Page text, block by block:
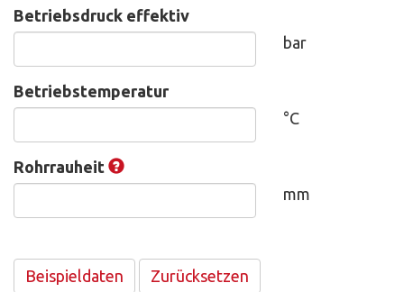
Betriebsdruck effektiv
bar
Betriebstemperatur
°C
Rohrrauheit
mm
Beispieldaten